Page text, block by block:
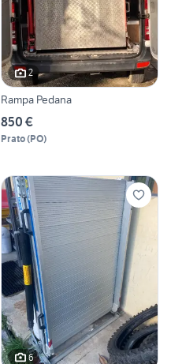
2
Rampa Pedana
850 €
Prato(PO)
6